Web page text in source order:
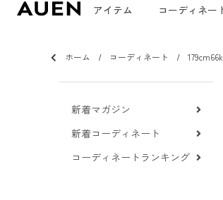
アイテム コーディネー
ホーム コーディネート
新着マガジン
新着コーディネート
コーディネートランキング